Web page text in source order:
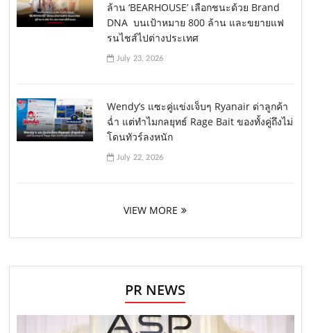
ล้าน ‘BEARHOUSE’ เลือกชนะด้วย Brand
DNA บนเป้าหมาย 800 ล้าน และขยายแฟ
รนไชส์ไปต่างประเทศ
July 23, 2026
Wendy’s แซะคู่แข่งเจ็บๆ Ryanair ด่าลูกค้า
ฉ่ำ แต่ทำไมกลยุทธ์ Rage Bait ของทั้งคู่ถึงไม่
โดนทัวร์ลงหนัก
July 22, 2026
VIEW MORE
PR NEWS